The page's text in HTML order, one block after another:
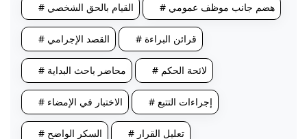
# القيام بالحق الشخصي # هضم جانب موظف عمومي
# القصد الإجرامي # قرائن البراءة
# محاضر باحث البداية # لائحة الحكم
# الاختبار في الإمضاء # إجراءات التتبع
# السكر الواضح # تعليل القرار